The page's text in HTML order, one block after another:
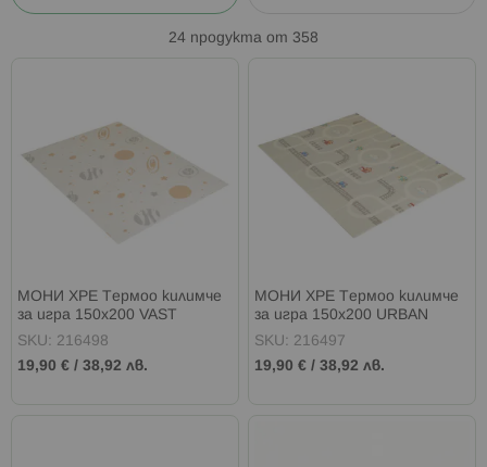
24 продукта от 358
МОНИ XPE Термоо килимче
за игра 150х200 VAST
PLANET
SKU: 216498
19,90 € / 38,92 лв.
МОНИ XPE Термоо килимче
за игра 150х200 URBAN
TRAFIC
SKU: 216497
19,90 € /38,92 лв.